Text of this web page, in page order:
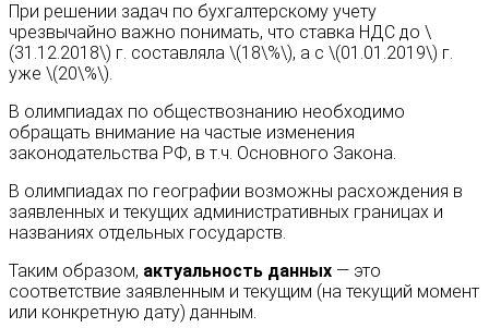
При решении задач по бухгалтерскому учету
чрезвычайно важно понимать, что ставка НДС до \
(31.12.2018\) г. составляла \(18\%\), а с \(01.01.2019\) г.
уже \(20\%\).
В олимпиадах по обществознанию необходимо
обращать внимание на частые изменения
законодательства РФ, в т.ч. Основного Закона.
В олимпиадах по географии возможны расхождения в
заявленных и текущих административных границах и
названиях отдельных государств.
Таким образом, актуальность данных — это
соответствие заявленным и текущим (на текущий момент
или конкретную дату) данным.